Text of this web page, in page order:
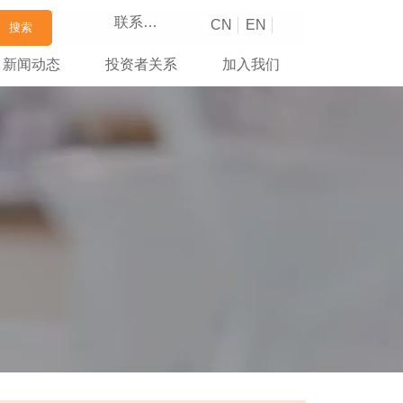
搜索 联系我们 CN EN
新闻动态 投资者关系 加入我们